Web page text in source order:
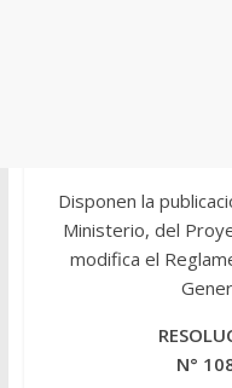
Disponen la
Ministerio, del
modifica el
N°